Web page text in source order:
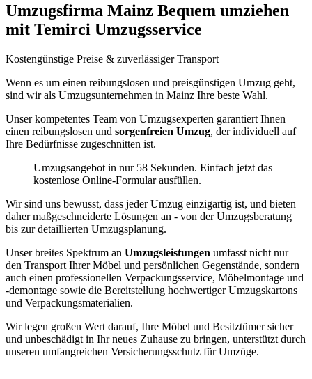
Umzugsfirma Mainz Bequem umziehen
mit Temirci Umzugsservice
Kostengünstige Preise & zuverlässiger Transport
Wenn es um einen reibungslosen und preisgünstigen Umzug geht,
sind wir als Umzugsunternehmen in Mainz Ihre beste Wahl.
Unser kompetentes Team von Umzugsexperten garantiert Ihnen
einen reibungslosen und sorgenfreien Umzug, der individuell auf
Ihre Bedürfnisse zugeschnitten ist.
Umzugsangebot in nur 58 Sekunden. Einfach jetzt das
kostenlose Online-Formular ausfüllen.
Wir sind uns bewusst, dass jeder Umzug einzigartig ist, und bieten
daher maßgeschneiderte Lösungen an - von der Umzugsberatung
bis zur detaillierten Umzugsplanung.
Unser breites Spektrum an Umzugsleistungen umfasst nicht nur
den Transport Ihrer Möbel und persönlichen Gegenstände, sondern
auch einen professionellen Verpackungsservice, Möbelmontage und
-demontage sowie die Bereitstellung hochwertiger Umzugskartons
und Verpackungsmaterialien.
Wir legen großen Wert darauf, Ihre Möbel und Besitztümer sicher
und unbeschädigt in Ihr neues Zuhause zu bringen, unterstützt durch
unseren umfangreichen Versicherungsschutz für Umzüge.